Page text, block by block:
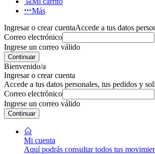
Más
Ingresar o crear cuentaAccede a tus datos
Correo electrónico
Ingrese un correo válido
Continuar
Bienvenido/a
Ingresar o crear cuenta
Accede a tus datos personales, tus pedidos y
Correo electrónico
Ingrese un correo válido
Continuar
Mi cuenta
Aquí podrás consultar todos tus